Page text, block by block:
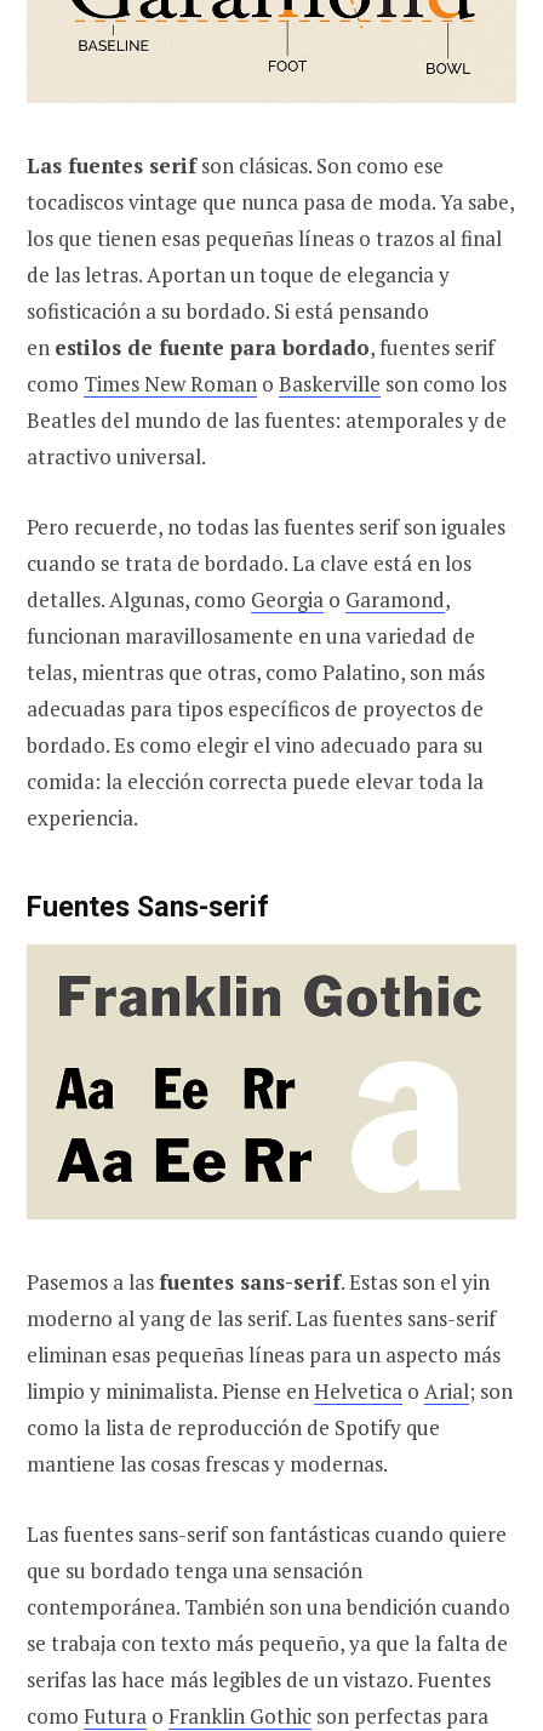
Las fuentes serifson clásicas. Son como ese
tocadiscos vintage que nunca pasa de moda. Ya sabe,
los que tienen esas pequeñas líneas o trazos al final
de las letras. Aportan un toque de elegancia y
sofisticación a su bordado. Si está pensando
en estilos de fuente para bordado, fuentes serif
como Times New Roman o Baskerville son como los
Beatles del mundo de las fuentes: atemporales y de
atractivo universal.
Pero recuerde, no todas las fuentes serif son iguales
cuando se trata de bordado. La clave está en los
detalles. Algunas, como Georgia o Garamond,
funcionan maravillosamente en una variedad de
telas, mientras que otras, como Palatino, son más
adecuadas para tipos específicos de proyectos de
bordado. Es como elegir el vino adecuado para su
comida: la elección correcta puede elevar toda la
experiencia.
Fuentes Sans-serif
Pasemos a lasfuentes sans-serif. Estas son el yin
moderno al yang de las serif. Las fuentes sans-serif
eliminan esas pequeñas líneas para un aspecto más
limpio y minimalista. Piense enHelvetica o Arial; son
como la lista de reproducción de Spotify que
mantiene las cosas frescas y modernas.
Las fuentes sans-serif son fantásticas cuando quiere
que su bordado tenga una sensación
contemporánea. También son una bendición cuando
se trabaja con texto más pequeño, ya que la falta de
serifas las hace más legibles de un vistazo. Fuentes
como Futura o Franklin Gothic son perfectas para